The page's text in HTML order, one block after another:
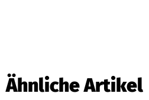
Ähnliche Artikel